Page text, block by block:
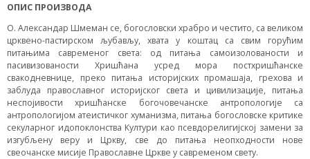
ОПИС ПРОИЗВОДА
О. Александар Шмеман се, богословски храбро и честито, са великом
црквено-пастирском љубављу, хвата у коштац са свим горућим
питањима савременог света: од питања самоизолованости и
пасивизованости Хришћана усред мора постхришћанске
свакодневнице, преко питања историјских промашаја, грехова и
заблуда православног историјског света и цивилизације, питања
неспојивости хришћанске богочовечанске антропологије са
антропологијом атеистичког хуманизма, питања богословске критике
секуларног идопоклонства Култури као псевдорелигијској замени за
изгубљену веру и Цркву, све до питања неопходности нове
свеочанске мисије Православне Цркве у савременом свету.